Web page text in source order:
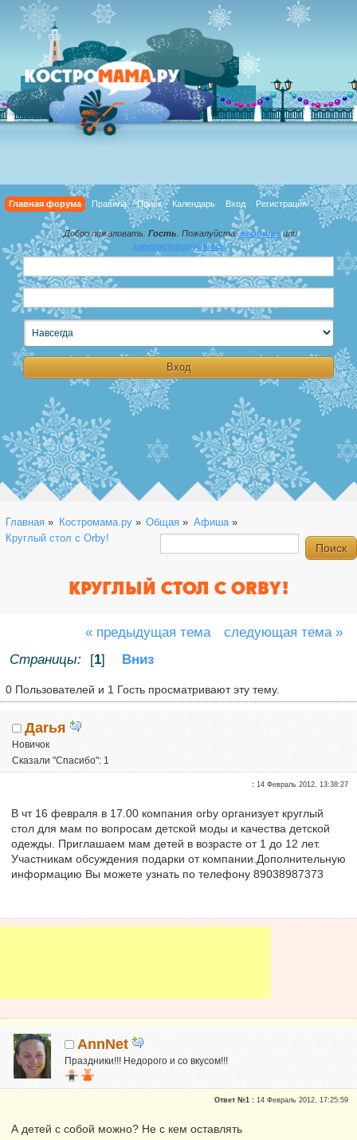
Главная форума Правила Поиск Календарь Вход Регистрация
Добро пожаловать, Гость . Пожалуйста,войдитеили
зарегистрируйтесь.
Главная » Костромама.ру» Общая » Афиша»
Круглый стол с Orby!
КРУГЛЫЙ СТОЛ С ORBY!
« предыдущая тема
следующая тема »
Страницы:
[1] Вниз
0 Пользователей и 1 Гость просматривают эту тему.
Даrья
Новичок
Сказали "Спасибо": 1
:14 Февраль 2012, 13:38:27
В чт 16 февраля в 17.00 компания orby организует круглый
стол для мам по вопросам детской моды и качества детской
одежды. Приглашаем мам детей в возрасте от 1 до 12 лет.
Участникам обсуждения подарки от компании.Дополнительную
информацию Вы можете узнать по телефону 89038987373
AnnNet
Праздники!!! Недорого и со вкусом!!!
Почетные участники
Репутация:
Ответ №1 :14 Февраль 2012, 17:25:59
А детей с собой можно? Не с кем оставлять